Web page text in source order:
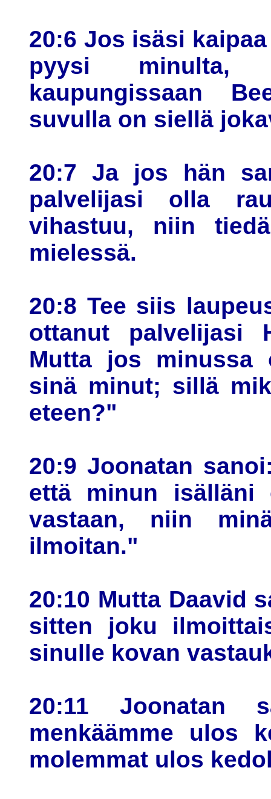
20:6 Jos isäsi
pyysi minulta,
kaupungissaan
suvulla on siellä
20:7 Ja jos hän
palvelijasi olla
vihastuu, niin
mielessä.
20:8 Tee siis
ottanut palvelijasi
Mutta jos minussa
sinä minut; sillä
eteen?"
20:9 Joonatan
että minun isälläni
vastaan, niin
ilmoitan."
20:10 Mutta Daavid
sitten joku
sinulle kovan
20:11 Joonatan
menkäämme ulos
molemmat ulos